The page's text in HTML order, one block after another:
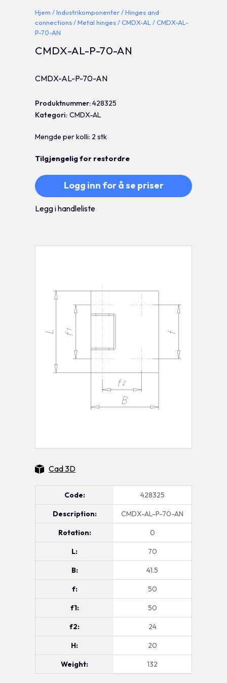
Hjem /Industrikomponenter/Hinges and
connections/Metal hinges/CMDX-AL / CMDX-AL-
P-70-AN
CMDX-AL-P-70-AN
CMDX-AL-P-70-AN
Produktnummer:428325
Kategori:CMDX-AL
Mengde per kolli: 2 stk
Tilgjengelig for restordre
Logg inn for å se priser
Legg i handleliste
Code: 428325
Description: CMDX-AL-P-70-AN
Rotation: 0
L: 70
B: 41.5
f: 50
f1: 50
f2: 24
H: 20
Weight: 132
Cad 3D